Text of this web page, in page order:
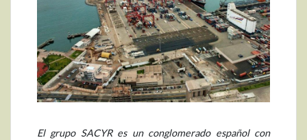
El grupo SACYR es un conglomerado español con